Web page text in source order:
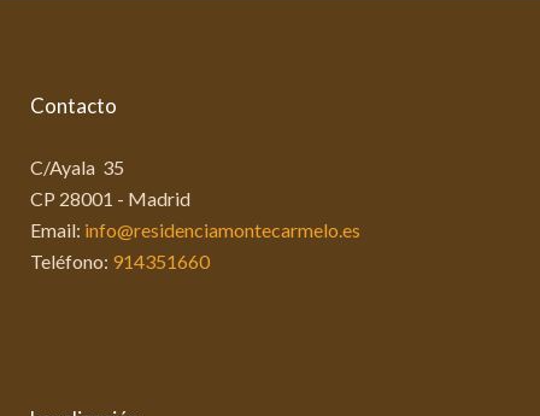
Contacto
C/Ayala 35
CP 28001 - Madrid
Email: info@residenciamontecarmelo.es
Teléfono: 914351660